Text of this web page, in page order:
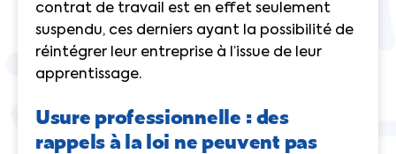
contrat de travail est en effet seulement
suspendu, ces derniers ayant la possibilité de
réintégrer leur entreprise à l’issue de leur
apprentissage.
Usure professionnelle : des
rappels à la loi ne peuvent pas